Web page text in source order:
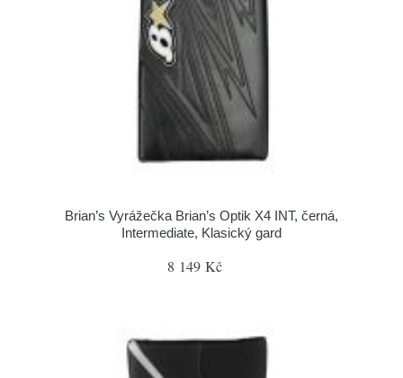
Brian’s Vyrážečka Brian’s Optik X4 INT, černá,
Intermediate, Klasický gard
8 149 Kč